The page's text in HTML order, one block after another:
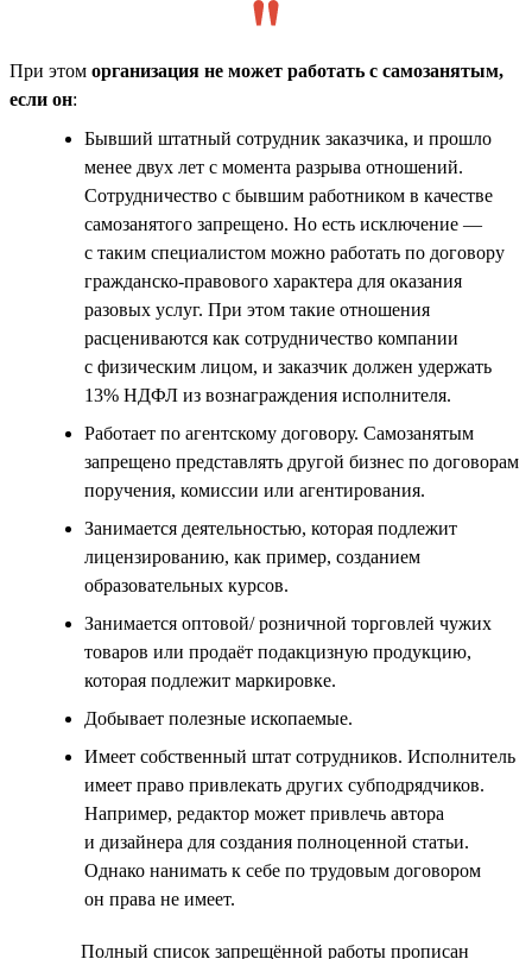
При этом организация не может работать с самозанятым,
если он:
Бывший штатный сотрудник заказчика, и прошло
менее двух лет с момента разрыва отношений.
Сотрудничество с бывшим работником в качестве
самозанятого запрещено. Но есть исключение —
с таким специалистом можно работать по договору
гражданско-правового характера для оказания
разовых услуг. При этом такие отношения
расцениваются как сотрудничество компании
с физическим лицом, и заказчик должен удержать
13% НДФЛ из вознаграждения исполнителя.
Работает по агентскому договору. Самозанятым
запрещено представлять другой бизнес по договорам
поручения, комиссии или агентирования.
Занимается деятельностью, которая подлежит
лицензированию, как пример, созданием
образовательных курсов.
Занимается оптовой/ розничной торговлей чужих
товаров или продаёт подакцизную продукцию,
которая подлежит маркировке.
Добывает полезные ископаемые.
Имеет собственный штат сотрудников. Исполнитель
имеет право привлекать других субподрядчиков.
Например, редактор может привлечь автора
и дизайнера для создания полноценной статьи.
Однако нанимать к себе по трудовым договором
он права не имеет.
Полный список запрещённой работы прописан